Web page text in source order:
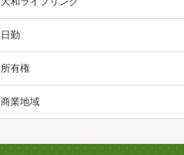
日勤
所有権
商業地域